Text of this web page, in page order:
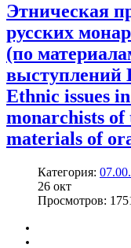
Этническая
русских
(по
Ethnic issues
monarchists
materials of
Категория:
26 окт
Просмотров: